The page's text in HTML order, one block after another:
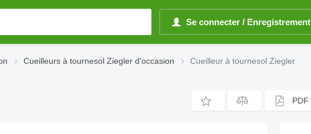
Se connecter / Enregistrement
Cueilleurs à tournesol Ziegler d'occasion Cueilleur à tournesol Ziegler
PDF